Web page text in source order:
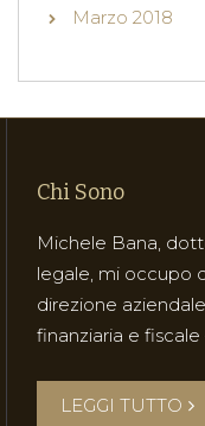
Marzo 2018
Chi Sono
Michele Bana,
legale, mi occupo
direzione
finanziaria e fiscale
LEGGI TUTTO